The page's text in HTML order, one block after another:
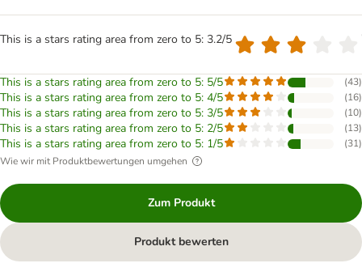
This is a stars rating area from zero to 5: 3.2/5
This is a stars rating area from zero to 5: 5/5 (43)
This is a stars rating area from zero to 5: 4/5 (16)
This is a stars rating area from zero to 5: 3/5 (10)
This is a stars rating area from zero to 5: 2/5 (13)
This is a stars rating area from zero to 5: 1/5 (31)
Wie wir mit Produktbewertungen umgehen
Zum Produkt
Produkt bewerten